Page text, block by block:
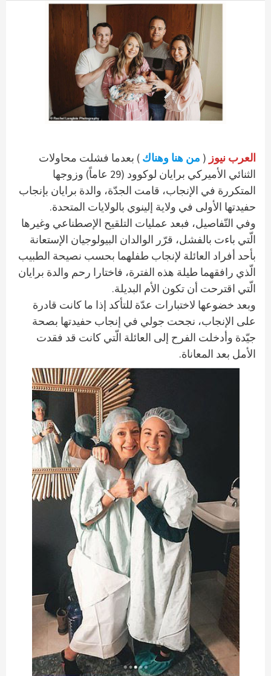
العرب نيوز ( من هنا وهناك ) بعدما فشلت محاولات
الثنائي الأميركي برايان لوكوود (29 عاماً) وزوجها
المتكررة في الإنجاب، قامت الجدّة، والدة برايان بإنجاب
حفيدتها الأولى في ولاية إلينوي بالولايات المتحدة.
وفي التّفاصيل، فبعد عمليات التلقيح الإصطناعي وغيرها
الّتي باءت بالفشل، قرّر الوالدان البيولوجيان الإستعانة
بأحد أفراد العائلة لإنجاب طفلهما بحسب نصيحة الطبيب
الّذي رافقهما طيلة هذه الفترة، فاختارا رحم والدة برايان
الّتي اقترحت أن تكون الأم البديلة.
وبعد خضوعها لاختبارات عدّة للتأكد إذا ما كانت قادرة
على الإنجاب، نجحت جولي في إنجاب حفيدتها بصحة
جيّدة وأدخلت الفرح إلى العائلة الّتي كانت قد فقدت
الأمل بعد المعاناة.